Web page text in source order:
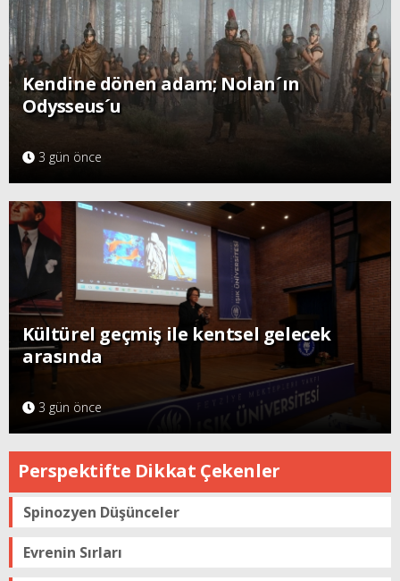
Kendine dönen adam; Nolan´ın
Odysseus´u
3 gün önce
Kültürel geçmiş ile kentsel gelecek
arasında
3 gün önce
Perspektifte Dikkat Çekenler
Spinozyen Düşünceler
Evrenin Sırları